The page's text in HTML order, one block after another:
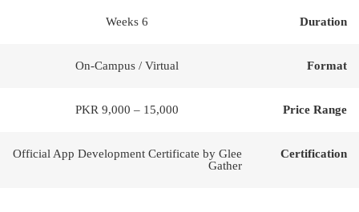
Duration
6 Weeks
Format
On-Campus / Virtual
Price Range
PKR 9,000 – 15,000
Certification
Official App Development Certificate by Glee
Gather